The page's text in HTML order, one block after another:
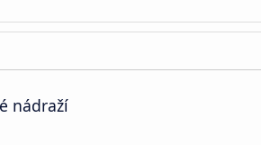
nádraží